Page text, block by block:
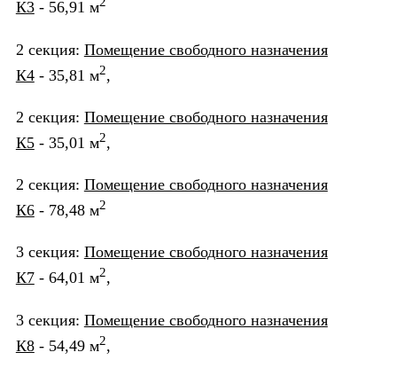
К3- 56,91 м
2 секция: Помещение свободного назначения
К4- 35,81 м2,
2 секция: Помещение свободного назначения
К5- 35,01 м2,
2 секция: Помещение свободного назначения
К6- 78,48 м2
3 секция: Помещение свободного назначения
К7- 64,01 м2,
3 секция: Помещение свободного назначения
К8- 54,49 м2,